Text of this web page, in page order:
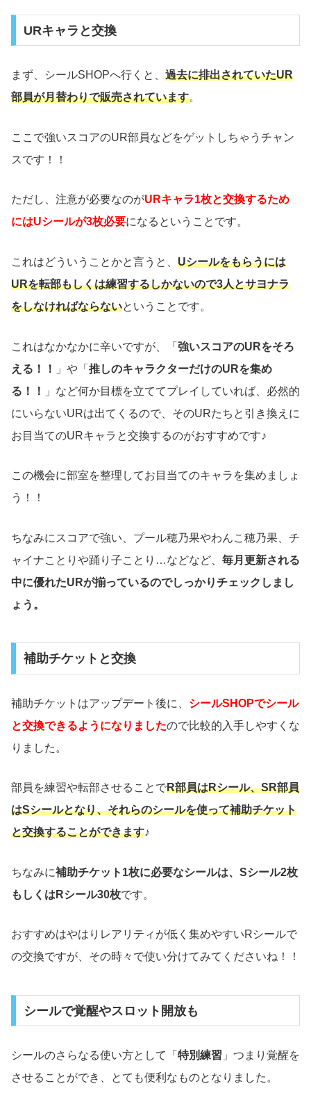
URキャラと交換
まず、シールSHOPへ行くと、 過去に排出されていたUR
部員が月替わりで販売されています。
ここで強いスコアのUR部員などをゲットしちゃうチャン
スです！！
ただし、注意が必要なのがURキャラ1枚と交換するため
にはUシールが3枚必要になるということです。
これはどういうことかと言うと、 Uシールをもらうには
URを転部もしくは練習するしかないので3人とサヨナラ
をしなければならないということです。
これはなかなかに辛いですが、「 強いスコアのURをそろ
える！！
」や「 推しのキャラクターだけのURを集め
る！！
」など何か目標を立ててプレイしていれば、必然的
にいらないURは出てくるので、そのURたちと引き換えに
お目当てのURキャラと交換するのがおすすめです♪
この機会に部室を整理してお目当てのキャラを集めましょ
う！！
ちなみにスコアで強い、プール穂乃果やわんこ穂乃果、チ
ャイナことりや踊り子ことり…などなど、 毎月更新される
中に優れたURが揃っているのでしっかりチェックしまし
ょう。
補助チケットと交換
補助チケットはアップデート後に、 シールSHOPでシール
と交換できるようになりましたので比較的入手しやすくな
りました。
部員を練習や転部させることでR部員はRシール、SR部員
はSシールとなり、それらのシールを使って補助チケット
と交換することができます♪
ちなみに補助チケット1枚に必要なシールは、Sシール2枚
もしくはRシール30枚です。
おすすめはやはりレアリティが低く集めやすいRシールで
の交換ですが、その時々で使い分けてみてくださいね！！
シールで覚醒やスロット開放も
シールのさらなる使い方として「 特別練習 」つまり覚醒を
させることができ、とても便利なものとなりました。